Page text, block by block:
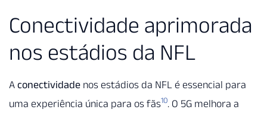
Conectividade aprimorada
nos estádios da NFL
A conectividade nos estádios da NFL é essencial para
uma experiência única para os fãs10. O 5G melhora a